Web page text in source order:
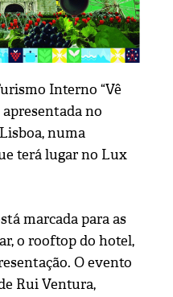
Interno “Vê
no
numa
terá lugar no Lux
marcada para as
o rooftop do hotel,
O evento
Rui Ventura,